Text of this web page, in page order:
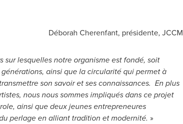
Déborah Cherenfant, présidente, JCCM
lesquelles notre organisme est fondé, soit
ainsi que la circularité qui permet à
son savoir et ses connaissances. En plus
nous nous sommes impliqués dans ce projet
ainsi que deux jeunes entrepreneures
perlage en alliant tradition et modernité. »